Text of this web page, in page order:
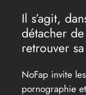
Il s’agit,
détacher
retrouver
NoFap invite
pornographie